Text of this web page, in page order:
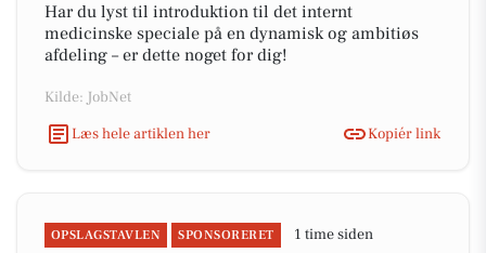
Har du lyst til introduktion til det internt
medicinske speciale på en dynamisk og ambitiøs
afdeling – er dette noget for dig!
Kilde: JobNet
Læs hele artiklen her
Kopiér link
OPSLAGSTAVLEN SPONSORERET 1 time siden